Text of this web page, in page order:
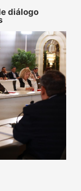
diálogo